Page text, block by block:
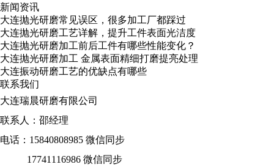
新闻资讯
大连抛光研磨常见误区，很多加工厂都踩过
大连抛光研磨工艺详解，提升工件表面光洁度
大连抛光研磨加工前后工件有哪些性能变化？
大连抛光研磨加工 金属表面精细打磨提亮处理
大连振动研磨工艺的优缺点有哪些
联系我们
大连瑞晨研磨有限公司
联系人：邵经理
电话：15840808985 微信同步
17741116986 微信同步